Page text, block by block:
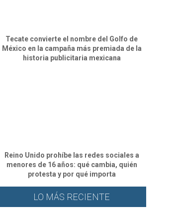
Tecate convierte el nombre del Golfo de
México en la campaña más premiada de la
historia publicitaria mexicana
Reino Unido prohíbe las redes sociales a
menores de 16 años: qué cambia, quién
protesta y por qué importa
LO MÁS RECIENTE